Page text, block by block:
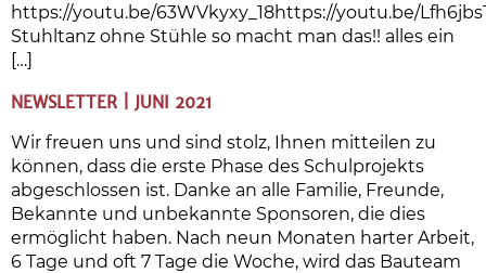
https://youtu.be/63WVkyxy_18https://youtu.be/
Stuhltanz ohne Stühle so macht man das!! alles ein
[…]
NEWSLETTER | JUNI 2021
Wir freuen uns und sind stolz, Ihnen mitteilen zu
können, dass die erste Phase des Schulprojekts
abgeschlossen ist. Danke an alle Familie, Freunde,
Bekannte und unbekannte Sponsoren, die dies
ermöglicht haben. Nach neun Monaten harter Arbeit,
6 Tage und oft 7 Tage die Woche, wird das Bauteam